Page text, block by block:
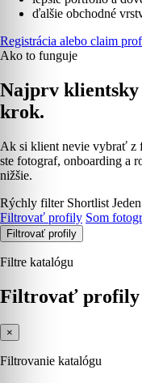
ďalšie obchodné
Registrácia alebo claim
Ako to funguje
Najprv klientsky
krok.
Ak si klient nevie vybrať z
ste fotograf, onboarding a
nižšie.
Rýchly filter Shortlist
Filtrovať profily Som
Filtrovať profily
Filtre katalógu
Filtrovať profily
×
Filtrovanie katalógu